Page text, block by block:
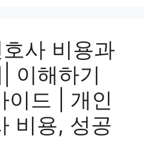
사 비용과
이해하기
이드 | 개인
비용, 성공